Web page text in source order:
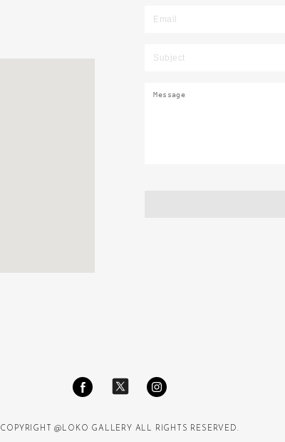
COPYRIGHT @LOKO GALLERY ALL RIGHTS RESERVED.